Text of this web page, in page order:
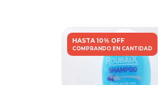
HASTA 10% OFF
COMPRANDO EN CANTIDAD